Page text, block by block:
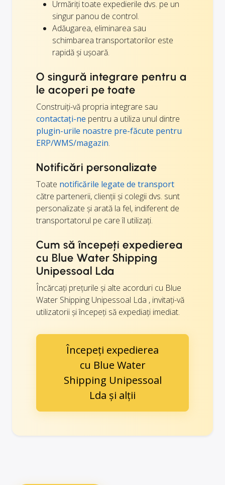
Urmăriți toate expedierile dvs. pe un
singur panou de control.
Adăugarea, eliminarea sau
schimbarea transportatorilor este
rapidă și ușoară.
O singură integrare pentru a
le acoperi pe toate
Construiți-vă propria integrare sau
contactați-ne pentru a utiliza unul dintre
plugin-urile noastre pre-făcute pentru
ERP/WMS/magazin.
Notificări personalizate
Toate notificările legate de transport
către partenerii, clienții și colegii dvs. sunt
personalizate și arată la fel, indiferent de
transportatorul pe care îl utilizați.
Cum să începeți expedierea
cu Blue Water Shipping
Unipessoal Lda
Încărcați prețurile și alte acorduri cu Blue
Water Shipping Unipessoal Lda , invitați-vă
utilizatorii și începeți să expediați imediat.
Începeți expedierea
cu Blue Water
Shipping Unipessoal
Lda și alții